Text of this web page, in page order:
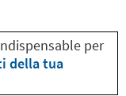
per
della tua